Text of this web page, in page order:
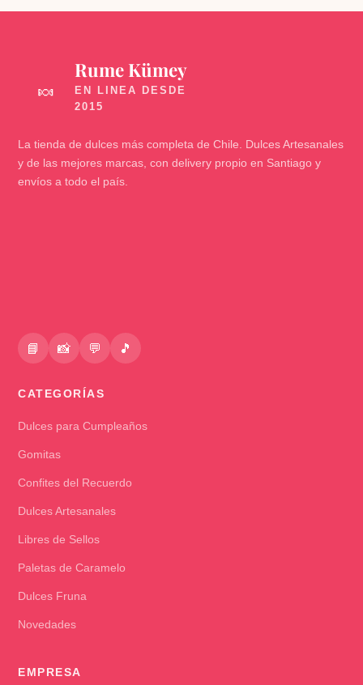
🍬
Rume Kümey
La tienda de dulces más completa de Chile. Dulces Artesanales
y de las mejores marcas, con delivery propio en Santiago y
envíos a todo el país.
📘 📸 💬 🎵
CATEGORÍAS
Dulces para Cumpleaños
Gomitas
Confites del Recuerdo
Dulces Artesanales
Libres de Sellos
Paletas de Caramelo
Dulces Fruna
Novedades
EMPRESA